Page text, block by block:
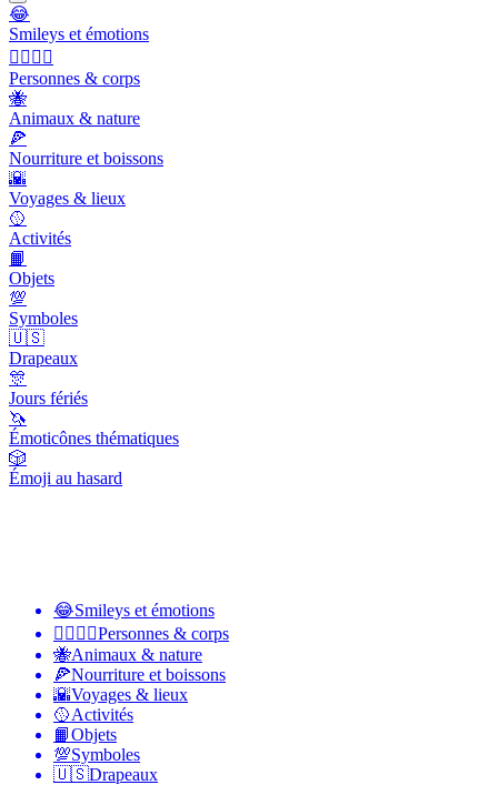
😂
Smileys et émotions
👩‍❤️‍💋‍👨
Personnes & corps
🐝
Animaux & nature
🍕
Nourriture et boissons
🌇
Voyages & lieux
🥎
Activités
📙
Objets
💯
Symboles
🇺🇸
Drapeaux
🎊
Jours fériés
🦄
Émoticônes thématiques
🎲
Émoji au hasard
😂Smileys et émotions
👩‍❤️‍💋‍👨Personnes & corps
🐝Animaux & nature
🍕Nourriture et boissons
🌇Voyages & lieux
🥎Activités
📙Objets
💯Symboles
🇺🇸Drapeaux